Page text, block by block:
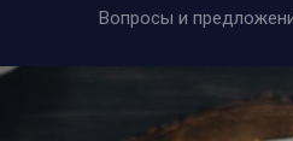
Вопросы и